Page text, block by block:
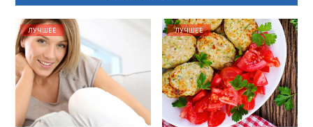
ЛУЧШЕЕ ЛУЧШЕЕ